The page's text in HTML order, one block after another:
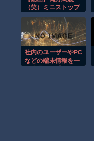
（笑）ミニストップ
たドラレコが（ノ
∇`）
社内のユーザーやPC
などの端末情報を一